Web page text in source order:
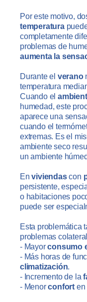
Por este motivo,
temperatura
completamente
problemas de
aumenta la
Durante el verano
temperatura
Cuando el
humedad, este
aparece una
cuando el
extremas. Es el
ambiente seco
un ambiente
Enviviendascon
persistente,
o habitaciones
puede ser
Esta problemática
problemas
- Mayorconsumo
- Más horas de
climatización.
- Incremento de la
- Menorconfort en